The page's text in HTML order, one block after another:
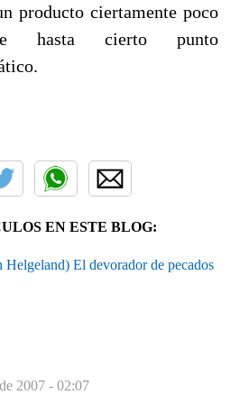
producto ciertamente poco
hasta cierto punto
EN ESTE BLOG:
El devorador de pecados
2007 - 02:07